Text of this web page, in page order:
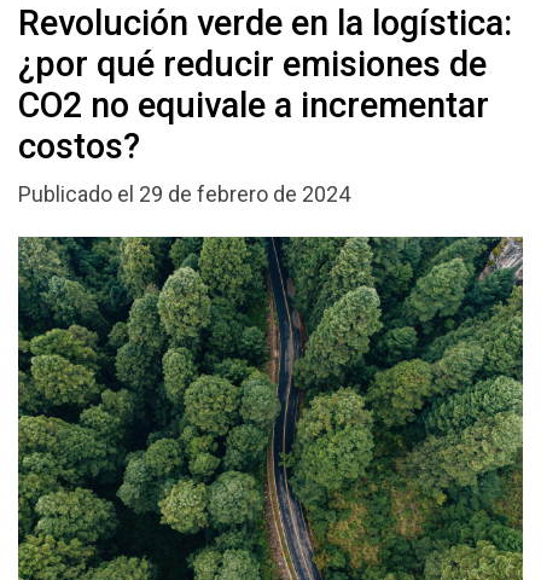
Revolución verde en la logística:
¿por qué reducir emisiones de
CO2 no equivale a incrementar
costos?
Publicado el 29 de febrero de 2024